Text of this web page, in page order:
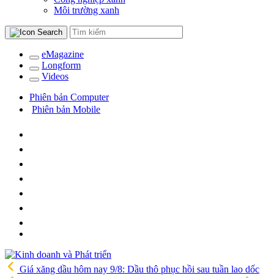
Môi trường xanh
eMagazine
Longform
Videos
Phiên bản Computer
Phiên bản Mobile
Giá xăng dầu hôm nay 9/8: Dầu thô phục hồi sau tuần lao dốc